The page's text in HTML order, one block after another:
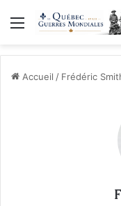
Menu
Accueil / Frédéric